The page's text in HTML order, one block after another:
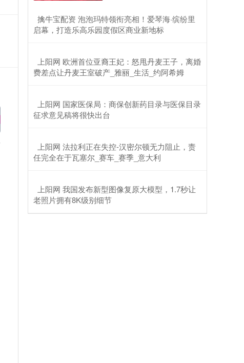
​擒牛宝配资 泡泡玛特领衔亮相！爱琴海·缤纷里
启幕，打造乐高乐园度假区商业新地标
​上阳网 欧洲首位亚裔王妃：怒甩丹麦王子，离婚
费差点让丹麦王室破产_雅丽_生活_约阿希姆
​上阳网 国家医保局：商保创新药目录与医保目录
征求意见稿将很快出台
​上阳网 法拉利正在失控-汉密尔顿无力阻止，责
任完全在于瓦塞尔_赛车_赛季_意大利
​上阳网 我国发布新型图像复原大模型，1.7秒让
老照片拥有8K级别细节